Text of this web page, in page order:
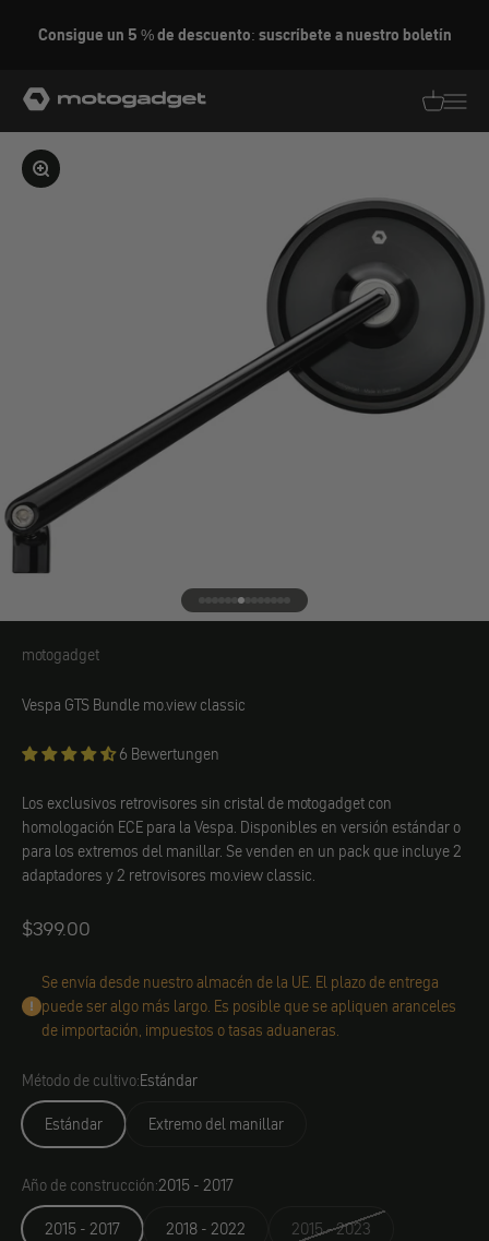
Consigue un 5 % de descuento: suscríbete a nuestro boletín
motogadget GmbH
Ampliar la imagen
Ir al elemento 1
Ir al elemento 2
Ir al elemento 3
Ir al elemento 4
Ir al elemento 5
Ir al elemento 6
Ir al elemento 7
Ir al elemento 8
Ir al elemento 9
Ir al elemento 10
Ir al elemento 11
Ir al elemento 12
Ir al elemento 13
Ir al elemento 14
motogadget
motogadget
Vespa GTS Bundle mo.view classic
6 Bewertungen
Los exclusivos retrovisores sin cristal de motogadget con
homologación ECE para la Vespa. Disponibles en versión estándar o
para los extremos del manillar. Se venden en un pack que incluye 2
adaptadores y 2 retrovisores mo.view classic.
Angebot
$399.00
Se envía desde nuestro almacén de la UE. El plazo de entrega
puede ser algo más largo. Es posible que se apliquen aranceles
de importación, impuestos o tasas aduaneras.
Método de cultivo:Estándar
Estándar
Extremo del manillar
Año de construcción:2015 - 2017
2015 - 2017
2018 - 2022 2015 - 2023